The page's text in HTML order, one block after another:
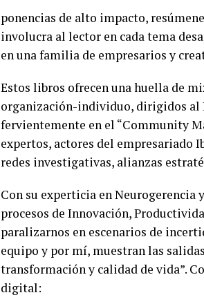
ponencias de alto impacto,
involucra al lector en cada tema
en una familia de empresarios y
Estos libros ofrecen una huella de
organización-individuo, dirigidos al
fervientemente en el “Community
expertos, actores del empresariado
redes investigativas, alianzas
Con su experticia en
procesos de Innovación,
paralizarnos en escenarios de
equipo y por mí, muestran las
transformación y calidad de vida”.
digital: